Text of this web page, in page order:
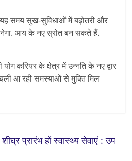
समय सुख-सुविधाओं में बढ़ोतरी और
बनेगा. आय के नए स्रोत बन सकते हैं.
करियर के क्षेत्र में उन्नति के नए द्वार
आ रही समस्याओं से मुक्ति मिल
शीघ्र प्रारंभ हों स्वास्थ्य सेवाएं : उप